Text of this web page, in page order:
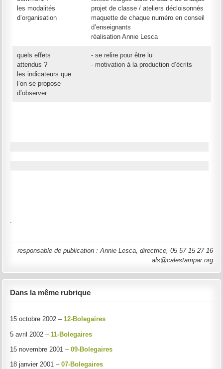
les modalités
d’organisation
projet de classe / ateliers décloisonnés
maquette de chaque numéro en conseil
d’enseignants
réalisation Annie Lesca
quels effets
attendus ?
les indicateurs que
l’on se propose
d’observer
- se relire pour être lu
- motivation à la production d’écrits
.
responsable de publication : Annie Lesca, directrice, 05 57 15 27 16
als@calestampar.org
Dans la même rubrique
15 octobre 2002 –12-Bolegaires
5 avril 2002 – 11-Bolegaires
15 novembre 2001 –09-Bolegaires
18 janvier 2001 –07-Bolegaires